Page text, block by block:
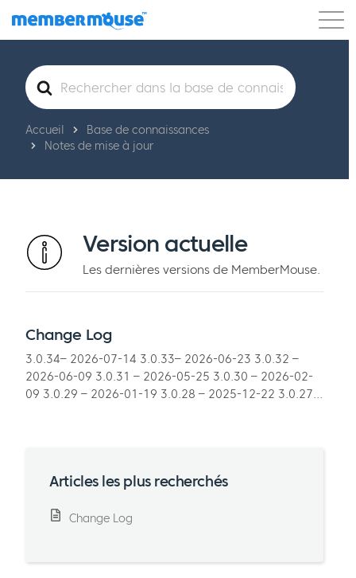
Caractéristiques Clients Tarification
Blog Podcast Connexion client Soutien
Commencer
Rechercher
Accueil
Base de connaissances
Notes de mise à jour
Version actuelle
Les dernières versions de MemberMouse.
Change Log
3.0.34– 2026-07-14 3.0.33– 2026-06-23 3.0.32 –
2026-06-09 3.0.31 – 2026-05-25 3.0.30 – 2026-02-
09 3.0.29 – 2026-01-19 3.0.28 – 2025-12-22 3.0.27...
Articles les plus recherchés
Change Log